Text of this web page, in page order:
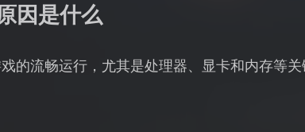
因是什么
的流畅运行，尤其是处理器、显卡和内存等